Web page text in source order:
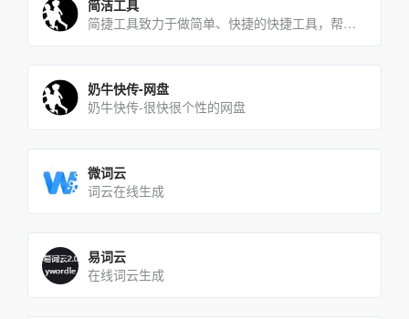
简洁工具
简捷工具致力于做简单、快捷的快捷工具，帮助大家用最简捷的方式解决问题。
奶牛快传-网盘
奶牛快传-很快很个性的网盘
微词云
词云在线生成
易词云
在线词云生成